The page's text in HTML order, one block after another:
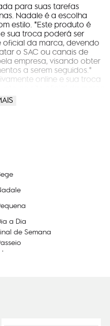
para suas tarefas
Nadale é a escolha
estilo. *Este produto é
sua troca poderá ser
da marca, devendo
o SAC ou canais de
empresa, visando obter
a serem seguidos.*
online e sua troca
foi retirado,
contatar o SAC ou
a Dia
de Semana